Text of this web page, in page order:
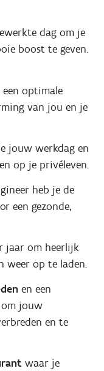
dag om je
boost te geven.
optimale
van jou en je
jouw werkdag en
op je privéleven.
heb je de
een gezonde,
jaar om heerlijk
weer op te laden.
en een
jouw
en te
waar je